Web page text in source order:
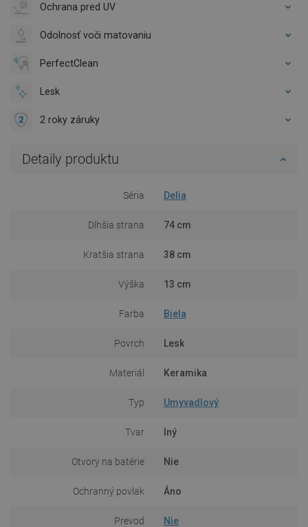
Ochrana pred UV
Odolnosť voči matovaniu
PerfectClean
Lesk
2 roky záruky
Detaily produktu
Séria Delia
Dlhšia strana 74 cm
Kratšia strana 38 cm
Výška 13 cm
Farba Biela
Povrch Lesk
Materiál Keramika
Typ Umyvadlový
Tvar Iný
Otvory na batérie Nie
Ochranný povlak Áno
Prevod Nie